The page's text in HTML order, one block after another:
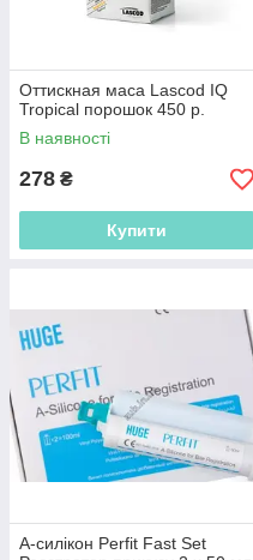
Оттискная маса Lascod IQ
Tropical порошок 450 р.
В наявності
278 ₴
Купити
А-силікон Perfit Fast Set